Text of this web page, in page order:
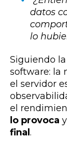
datos
lo
Siguiendo
software: la
el servidor
el
lo provoca y
final .